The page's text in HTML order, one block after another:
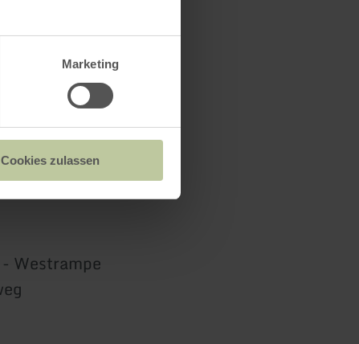
Marketing
Cookies zulassen
Westrampe